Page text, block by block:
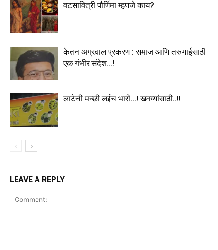
वटसावित्री पौर्णिमा म्हणजे काय?
केतन अग्रवाल प्रकरण : समाज आणि तरुणाईसाठी
एक गंभीर संदेश…!
लाटेची मच्छी लईच भारी…! खवय्यांसाठी..!!
LEAVE A REPLY